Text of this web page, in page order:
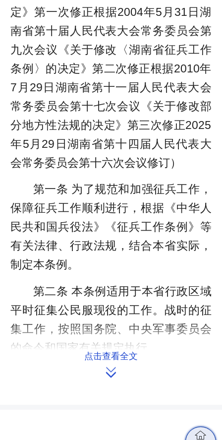
定》第一次修正根据2004年5月31日湖
南省第十届人民代表大会常务委员会第
九次会议《关于修改〈湖南省征兵工作
条例〉的决定》第二次修正根据2010年
7月29日湖南省第十一届人民代表大会
常务委员会第十七次会议《关于修改部
分地方性法规的决定》第三次修正2025
年5月29日湖南省第十四届人民代表大
会常务委员会第十六次会议修订）
第一条 为了规范和加强征兵工作，
保障征兵工作顺利进行，根据《中华人
民共和国兵役法》《征兵工作条例》等
有关法律、行政法规，结合本省实际，
制定本条例。
第二条 本条例适用于本省行政区域
平时征集公民服现役的工作。战时的征
集工作，按照国务院、中央军事委员会
的命令和国家有关规定执行。
第三条 省、设区的市（自治州）、
出加强和改进征兵工作措施，协调解决
点击查看全文
